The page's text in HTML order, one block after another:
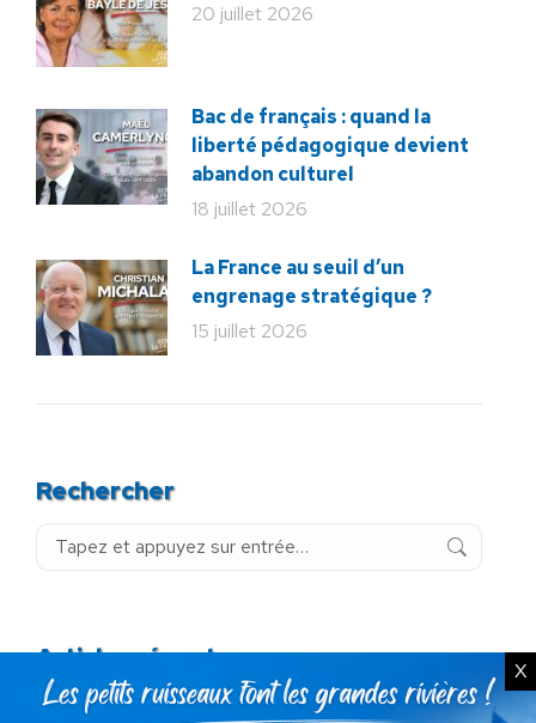
20 juillet 2026
Bac de français : quand la
liberté pédagogique devient
abandon culturel
18 juillet 2026
La France au seuil d’un
engrenage stratégique ?
15 juillet 2026
Rechercher
Recherche
Articles récents X